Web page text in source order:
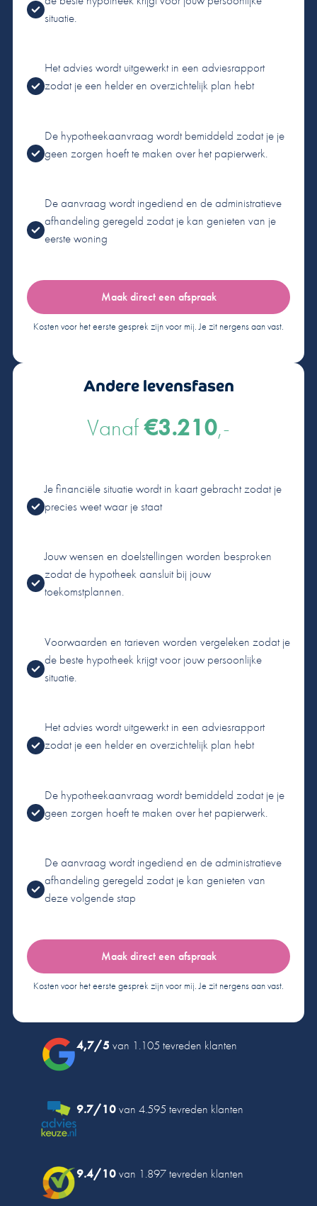
situatie.
Het advies wordt uitgewerkt in een adviesrapport
zodat je een helder en overzichtelijk plan hebt
De hypotheekaanvraag wordt bemiddeld zodat je je
geen zorgen hoeft te maken over het papierwerk.
De aanvraag wordt ingediend en de administratieve
afhandeling geregeld zodat je kan genieten van je
eerste woning
Maak direct een afspraak
Kosten voor het eerste gesprek zijn voor mij. Je zit nergens aan vast.
Andere levensfasen
Vanaf€3.210,-
Je financiële situatie wordt in kaart gebracht zodat je
precies weet waar je staat
Jouw wensen en doelstellingen worden besproken
zodat de hypotheek aansluit bij jouw
toekomstplannen.
Voorwaarden en tarieven worden vergeleken zodat je
de beste hypotheek krijgt voor jouw persoonlijke
situatie.
Het advies wordt uitgewerkt in een adviesrapport
zodat je een helder en overzichtelijk plan hebt
De hypotheekaanvraag wordt bemiddeld zodat je je
geen zorgen hoeft te maken over het papierwerk.
De aanvraag wordt ingediend en de administratieve
afhandeling geregeld zodat je kan genieten van
deze volgende stap
Maak direct een afspraak
Kosten voor het eerste gesprek zijn voor mij. Je zit nergens aan vast.
4,7/5 van 1.105 tevreden klanten
9.7/10van 4.595 tevreden klanten
9.4/10van 1.897 tevreden klanten